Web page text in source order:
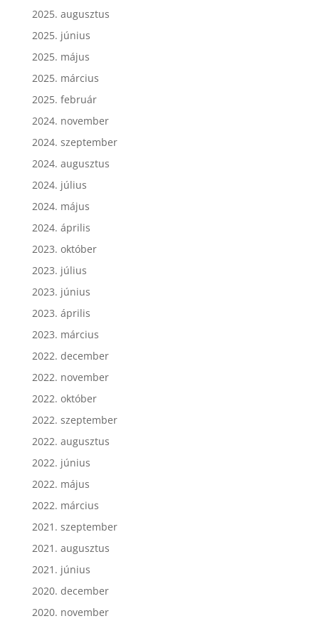
2025. augusztus
2025. június
2025. május
2025. március
2025. február
2024. november
2024. szeptember
2024. augusztus
2024. július
2024. május
2024. április
2023. október
2023. július
2023. június
2023. április
2023. március
2022. december
2022. november
2022. október
2022. szeptember
2022. augusztus
2022. június
2022. május
2022. március
2021. szeptember
2021. augusztus
2021. június
2020. december
2020. november